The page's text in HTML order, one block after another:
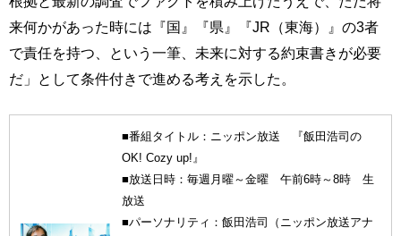
来何かがあった時には『国』『県』『JR（東海）』の3者
で責任を持つ、という一筆、未来に対する約束書きが必要
だ」として条件付きで進める考えを示した。
■番組タイトル：ニッポン放送 『飯田浩司の
OK! Cozy up!』
■放送日時：毎週月曜～金曜 午前6時～8時 生
放送
■パーソナリティ：飯田浩司（ニッポン放送アナ